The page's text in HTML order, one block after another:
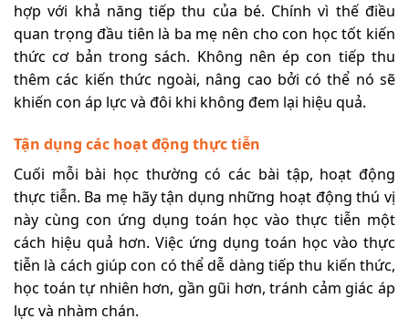
hợp với khả năng tiếp thu của bé. Chính vì thế điều
quan trọng đầu tiên là ba mẹ nên cho con học tốt kiến
thức cơ bản trong sách. Không nên ép con tiếp thu
thêm các kiến thức ngoài, nâng cao bởi có thể nó sẽ
khiến con áp lực và đôi khi không đem lại hiệu quả.
Tận dụng các hoạt động thực tiễn
Cuối mỗi bài học thường có các bài tập, hoạt động
thực tiễn. Ba mẹ hãy tận dụng những hoạt động thú vị
này cùng con ứng dụng toán học vào thực tiễn một
cách hiệu quả hơn. Việc ứng dụng toán học vào thực
tiễn là cách giúp con có thể dễ dàng tiếp thu kiến thức,
học toán tự nhiên hơn, gần gũi hơn, tránh cảm giác áp
lực và nhàm chán.